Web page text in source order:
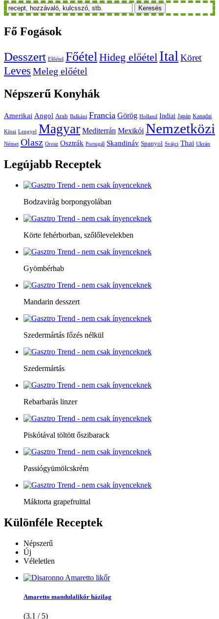
Keresés
Fő Fogások
Desszert Előétel FőételHideg előétel Ital Köret
Leves Meleg előétel
Népszerű Konyhák
Amerikai Angol Arab Balkáni Francia Görög Holland Indiai Japán Kanadai
Kínai Lengyel Magyar Mediterrán Mexikói Nemzetközi
Német Olasz Orosz Osztrák Portugál Skandináv Spanyol Svájci Thai Ukrán
Legújabb Receptek
Bodzavirág borpongyolában
Körte fehérborban, szőlőlevelekben
Gyömbérhab
Mandarin desszert
Szedermártás főzés nélkül
Szedermártás
Rebarbarás linzer
Piskótával töltött őszibarack
Passiógyümölcskrém
Máktorta grapefruittal
Különféle Receptek
Népszerű
Új
Véleletlen
Amaretto mandulalikőr házilag
(3.1 / 5)